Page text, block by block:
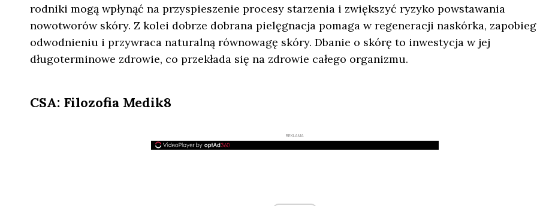
rodniki mogą wpłynąć na przyspieszenie procesy starzenia i zwiększyć ryzyko powstawania
nowotworów skóry. Z kolei dobrze dobrana pielęgnacja pomaga w regeneracji naskórka,
odwodnieniu i przywraca naturalną równowagę skóry. Dbanie o skórę to inwestycja w jej
długoterminowe zdrowie, co przekłada się na zdrowie całego organizmu.
CSA: Filozofia Medik8
REKLAMA